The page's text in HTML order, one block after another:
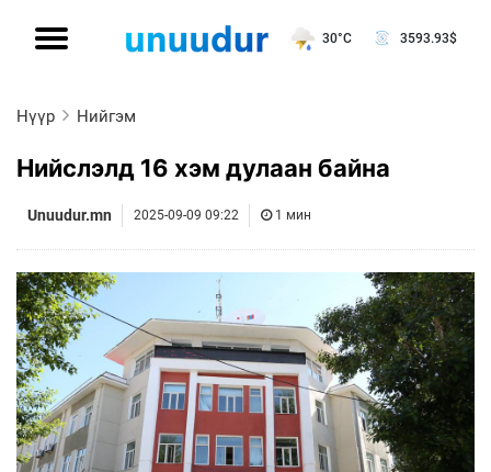
30°C 3593.93$
Нүүр Нийгэм
Нийслэлд 16 хэм дулаан байна
Unuudur.mn 2025-09-09 09:22 1 мин